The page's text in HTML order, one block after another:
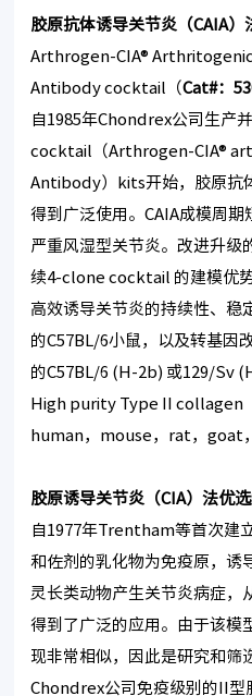
胶原抗体诱导关节炎（CAIA）
Arthrogen-CIA®
Antibody cocktail（Cat#：
自1985年Chondrex公司生产
cocktail（Arthrogen-CIA®
Antibody）kits开始，胶原抗
得到广泛使用。CAIA成模周
严重风湿型关节炎。改进升
续4-clone cocktail 的建模优
高效诱导关节炎的持续性、稳
的C57BL/6小鼠，以及转基因
的C57BL/6 (H-2b) 或129/Sv
High purity Type II collagen
human，mouse，rat，goat
胶原诱导关节炎（CIA）法优
自1977年Trentham等首次建
和佐剂的乳化物为免疫原，诱
灵长类动物产生关节炎病症，
得到了广泛的应用。由于该模
现非常相似，因此是研究和筛
Chondrex公司免疫级别的II型